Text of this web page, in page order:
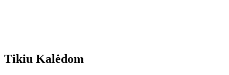
Tikiu Kalėdom